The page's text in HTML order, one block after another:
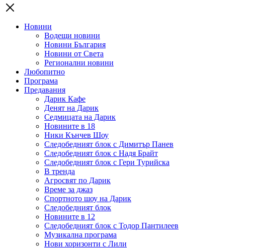
Новини
Водещи новини
Новини България
Новини от Света
Регионални новини
Любопитно
Програма
Предавания
Дарик Кафе
Денят на Дарик
Седмицата на Дарик
Новините в 18
Ники Кънчев Шоу
Следобедният блок с Димитър Панев
Следобедният блок с Надя Брайт
Следобедният блок с Гери Турийска
В тренда
Агросвят по Дарик
Време за джаз
Спортното шоу на Дарик
Следобедният блок
Новините в 12
Следобедният блок с Тодор Пантилеев
Музикална програма
Нови хоризонти с Лили